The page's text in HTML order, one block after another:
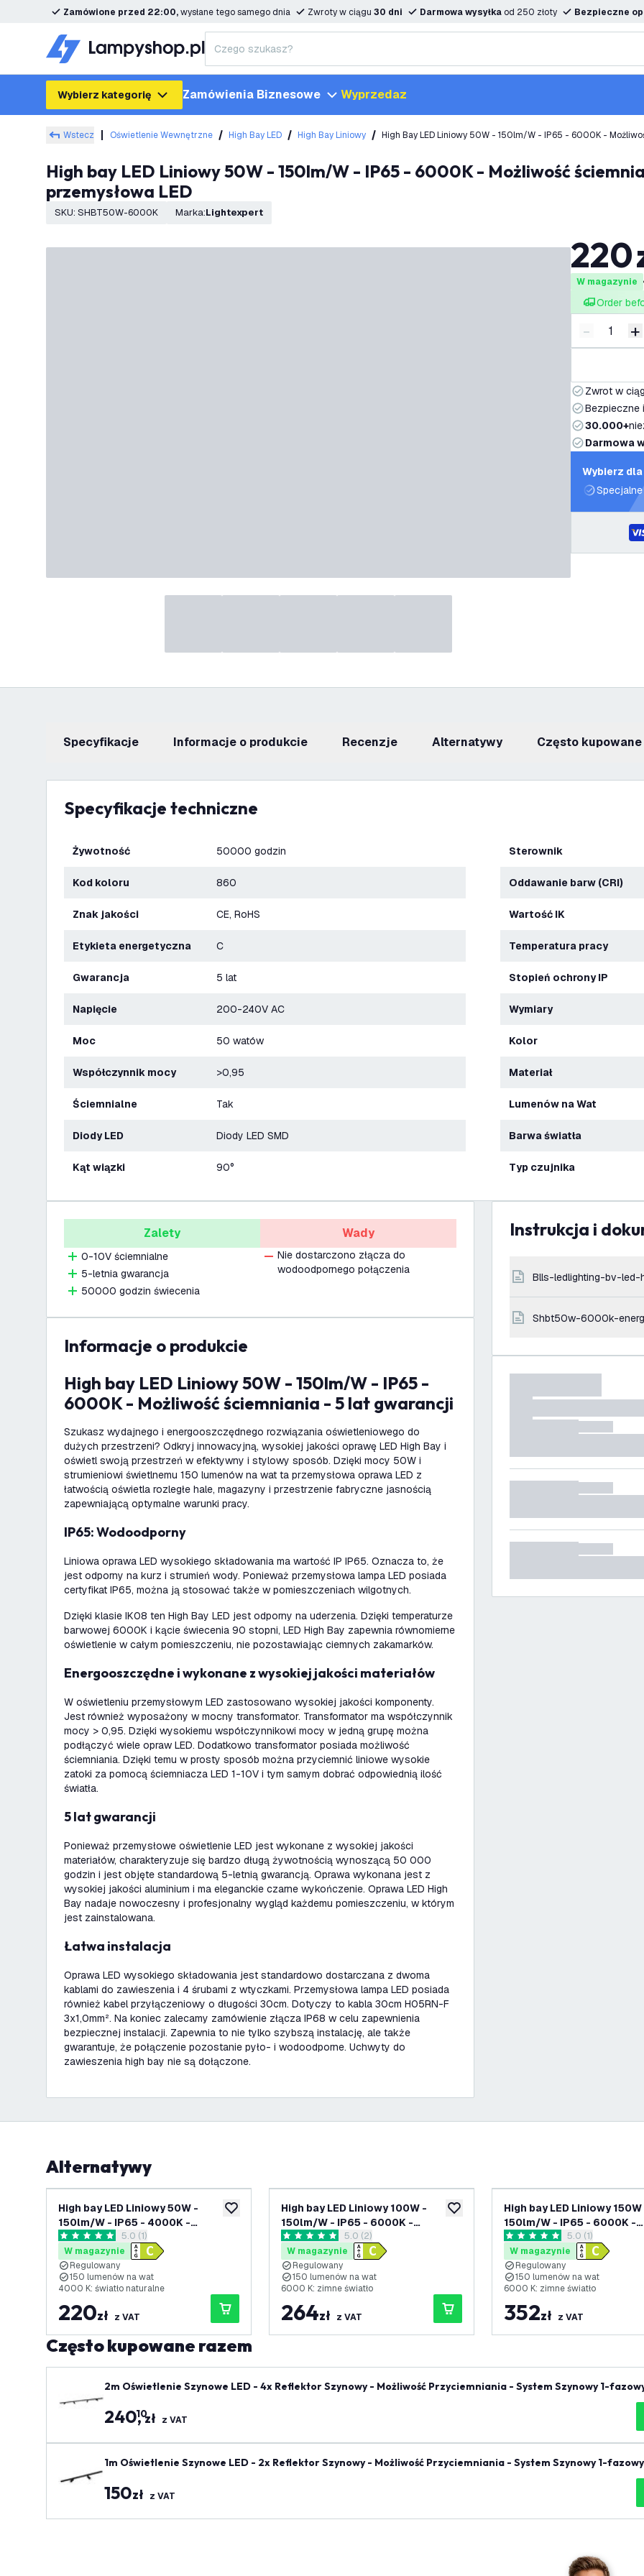
Zamówione przed 22:00,wysłane tego samego dnia Zwroty w ciągu 30 dni Darmowa wysyłka od 250 złoty Bezpieczne
Wybierz kategorię Zamówienia Biznesowe Wyprzedaz
Wstecz Oświetlenie Wewnętrzne High Bay LED High Bay Liniowy High Bay LED Liniowy 50W - 150lm/W - IP65 - 6000K -
High bay LED Liniowy 50W - 150lm/W - IP65 - 6000K - Możliwość ściemniania - 5 lat gwarancji - Lampa
przemysłowa LED
SKU: SHBT50W-6000K Marka: Lightexpert
220
W magazynie
Order
Zmniejsz
- +
Zwrot w
Bezpieczne
30.000+
Darmowa
Wybierz
Specyfikacje informacje o produkcie recenzje Alternatywy Często
Specyfikacje techniczne
Żywotność 50000 godzin
Kod koloru 860
Znak jakości CE, RoHS
Etykieta energetyczna C
Gwarancja 5 lat
Napięcie 200-240V AC
Moc 50 watów
Współczynnik mocy >0,95
Ściemnialne Tak
Diody LED Diody LED SMD
Kąt wiązki 90°
Sterownik
Oddawanie barw (CRI)
Wartość IK
Temperatura pracy
Stopień ochrony IP
Wymiary
Kolor
Materiał
Lumenów na Wat
Barwa światła
Typ czujnika
Zalety
0-10V ściemnialne
5-letnia gwarancja
50000 godzin świecenia
Wady
Nie dostarczono złącza do
wodoodpornego połączenia
informacje o produkcie
High bay LED Liniowy 50W - 150lm/W - IP65 -
6000K - Możliwość ściemniania - 5 lat gwarancji
Szukasz wydajnego i energooszczędnego rozwiązania oświetleniowego do
dużych przestrzeni? Odkryj innowacyjną, wysokiej jakości oprawę LED High Bay i
oświetl swoją przestrzeń w efektywny i stylowy sposób. Dzięki mocy 50W i
strumieniowi świetlnemu 150 lumenów na wat ta przemysłowa oprawa LED z
łatwością oświetla rozległe hale, magazyny i przestrzenie fabryczne jasnością
zapewniającą optymalne warunki pracy.
IP65: Wodoodporny
Liniowa oprawa LED wysokiego składowania ma wartość IP IP65. Oznacza to, że
jest odporny na kurz i strumień wody. Ponieważ przemysłowa lampa LED posiada
certyfikat IP65, można ją stosować także w pomieszczeniach wilgotnych.
Dzięki klasie IK08 ten High Bay LED jest odporny na uderzenia. Dzięki temperaturze
barwowej 6000K i kącie świecenia 90 stopni, LED High Bay zapewnia równomierne
oświetlenie w całym pomieszczeniu, nie pozostawiając ciemnych zakamarków.
Energooszczędne i wykonane z wysokiej jakości materiałów
W oświetleniu przemysłowym LED zastosowano wysokiej jakości komponenty.
Jest również wyposażony w mocny transformator. Transformator ma współczynnik
mocy > 0,95. Dzięki wysokiemu współczynnikowi mocy w jedną grupę można
podłączyć wiele opraw LED. Dodatkowo transformator posiada możliwość
ściemniania. Dzięki temu w prosty sposób można przyciemnić liniowe wysokie
zatoki za pomocą ściemniacza LED 1-10V i tym samym dobrać odpowiednią ilość
światła.
5 lat gwarancji
Ponieważ przemysłowe oświetlenie LED jest wykonane z wysokiej jakości
materiałów, charakteryzuje się bardzo długą żywotnością wynoszącą 50 000
godzin i jest objęte standardową 5-letnią gwarancją. Oprawa wykonana jest z
wysokiej jakości aluminium i ma eleganckie czarne wykończenie. Oprawa LED High
Bay nadaje nowoczesny i profesjonalny wygląd każdemu pomieszczeniu, w którym
jest zainstalowana.
Łatwa instalacja
Oprawa LED wysokiego składowania jest standardowo dostarczana z dwoma
kablami do zawieszenia i 4 śrubami z wtyczkami. Przemysłowa lampa LED posiada
również kabel przyłączeniowy o długości 30cm. Dotyczy to kabla 30cm H05RN-F
3x1,0mm². Na koniec zalecamy zamówienie złącza IP68 w celu zapewnienia
bezpiecznej instalacji. Zapewnia to nie tylko szybszą instalację, ale także
gwarantuje, że połączenie pozostanie pyło- i wodoodporne. Uchwyty do
zawieszenia high bay nie są dołączone.
Instrukcja i
blls-ledlighting-bv-
shbt50w-6000k-
Alternatywy
dodaj do listy życzeń
High bay LED Liniowy 50W -
150lm/W - IP65 - 4000K -
Możliwość ściemniania - 5 lat
gwarancji - Lampa przemysłowa
LED
otwórz panel recenzji
5 Gwiazdki oceny5.0 (1)
W magazynie
Regulowany
150 lumenów na wat
4000 K: światło naturalne
220zł z VAT
dodaj do listy życzeń
High bay LED Liniowy 100W -
150lm/W - IP65 - 6000K -
Możliwość ściemniania - 5 lat
gwarancji - Lampa przemysłowa
LED
otwórz panel recenzji
5 Gwiazdki oceny5.0 (2)
W magazynie
Regulowany
150 lumenów na wat
6000 K: zimne światło
264zł z VAT
High bay LED Liniowy 150W
150lm/W - IP65 - 6000K -
Możliwość ściemniania - 5
gwarancji - Lampa
LED
otwórz panel
5 Gwiazdki oceny5.0 (1)
W magazynie
Regulowany
150 lumenów na wat
6000 K: zimne światło
352zł z VAT
Często kupowane razem
2m Oświetlenie Szynowe LED - 4x Reflektor Szynowy - Możliwość Przyciemniania - System Szynowy 1-
240,
10zł z VAT
1m Oświetlenie Szynowe LED - 2x Reflektor Szynowy - Możliwość Przyciemniania - System Szynowy 1-
150zł z VAT